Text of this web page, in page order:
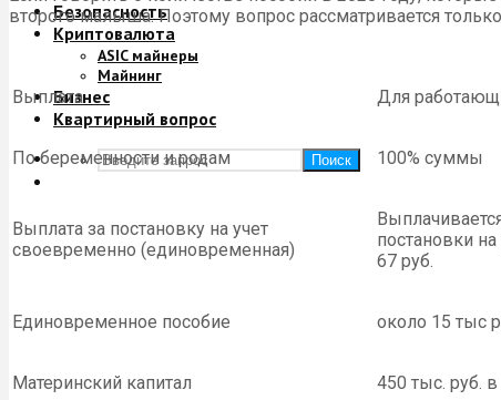
Безопасность
Криптовалюта
ASIC майнеры
Майнинг
Бизнес
Квартирный вопрос
Поиск
второго малыша. Поэтому вопрос рассматривается
Выплата
Для
По беременности и родам 100% суммы
Выплата за постановку на учет
своевременно (единовременная)
постановки
67 руб.
Единовременное пособие около 15 тыс
Материнский капитал 450 тыс. руб. в